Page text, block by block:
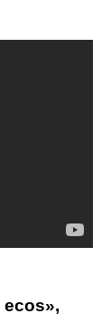
ecos»,